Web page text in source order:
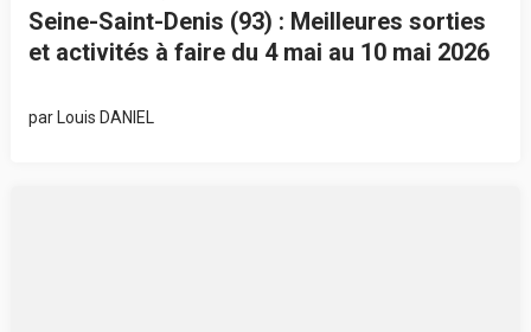
Seine-Saint-Denis (93) : Meilleures sorties
et activités à faire du 4 mai au 10 mai 2026
par Louis DANIEL